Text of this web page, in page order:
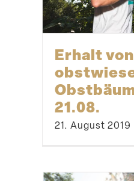
Erhalt
21.08.
21. August 2019